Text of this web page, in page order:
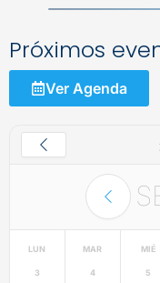
Próximos
Ver Agenda
LUN
3
MAR
4
MIÉ
5